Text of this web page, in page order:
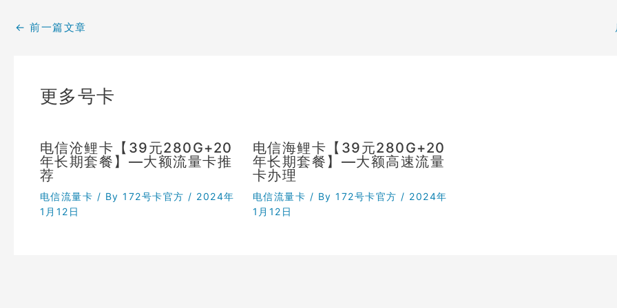
← 前一篇文章
更多号卡
电信沧鲤卡【39元280G+20
年长期套餐】—大额流量卡推
荐
电信流量卡 / By 172号卡官方 / 2024年
1月12日
电信海鲤卡【39元280G+20
年长期套餐】—大额高速流量
卡办理
电信流量卡 / By172号卡官方 / 2024年
1月12日